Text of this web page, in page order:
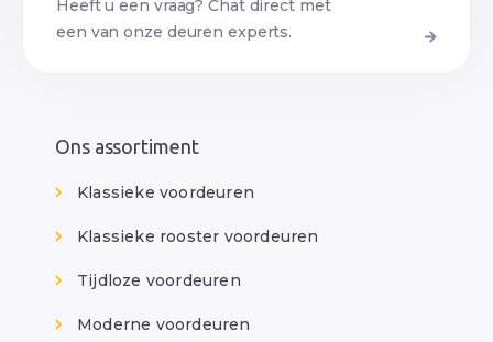
Heeft u een vraag? Chat direct met
een van onze deuren experts.
Ons assortiment
Klassieke voordeuren
Klassieke rooster voordeuren
Tijdloze voordeuren
Moderne voordeuren